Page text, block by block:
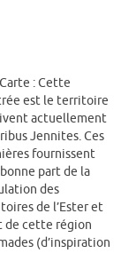
: Cette
est le territoire
actuellement
Jennites. Ces
fournissent
part de la
des
de l’Ester et
de cette région
(d’inspiration